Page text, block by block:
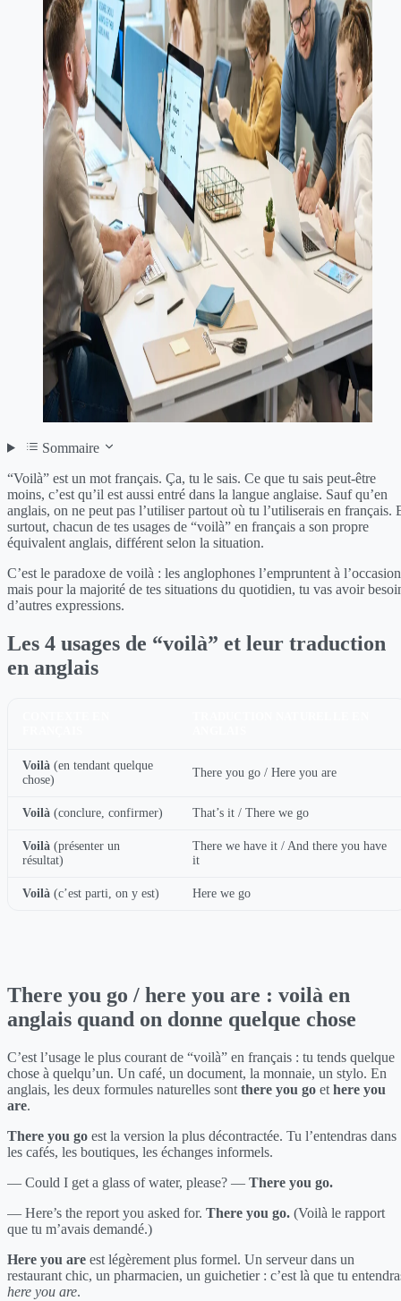
Sommaire
“Voilà” est un mot français. Ça, tu le sais. Ce que tu sais peut-être
moins, c’est qu’il est aussi entré dans la langue anglaise. Sauf qu’en
anglais, on ne peut pas l’utiliser partout où tu l’utiliserais en français.
surtout, chacun de tes usages de “voilà” en français a son propre
équivalent anglais, différent selon la situation.
C’est le paradoxe de voilà : les anglophones l’empruntent à
mais pour la majorité de tes situations du quotidien, tu vas avoir
d’autres expressions.
Les 4 usages de “voilà” et leur traduction
en anglais
Voilà (en tendant quelque
chose)
There you go / Here you are
Voilà (conclure, confirmer) That’s it / There we go
Voilà (présenter un
résultat)
There we have it / And there you have
it
Voilà (c’est parti, on y est) Here we go
There you go / here you are : voilà en
anglais quand on donne quelque chose
C’est l’usage le plus courant de “voilà” en français : tu tends quelque
chose à quelqu’un. Un café, un document, la monnaie, un stylo. En
anglais, les deux formules naturelles sont there you go et here you
are.
There you go est la version la plus décontractée. Tu l’entendras dans
les cafés, les boutiques, les échanges informels.
— Could I get a glass of water, please? — There you go.
— Here’s the report you asked for. There you go. (Voilà le rapport
que tu m’avais demandé.)
Here you are est légèrement plus formel. Un serveur dans un
restaurant chic, un pharmacien, un guichetier : c’est là que tu
here you are.